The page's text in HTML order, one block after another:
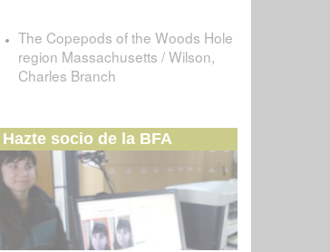
The Copepods of the Woods Hole
region Massachusetts / Wilson,
Charles Branch
Hazte socio de la BFA